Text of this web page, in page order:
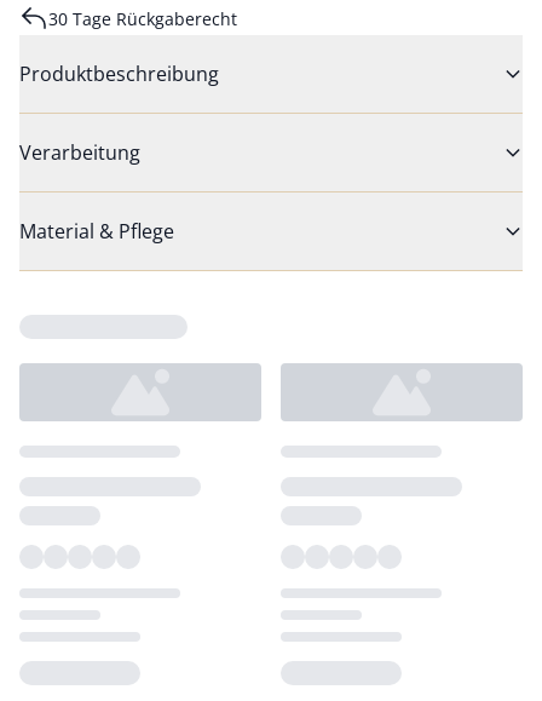
30 Tage Rückgaberecht
Produktbeschreibung
Verarbeitung
Material & Pflege